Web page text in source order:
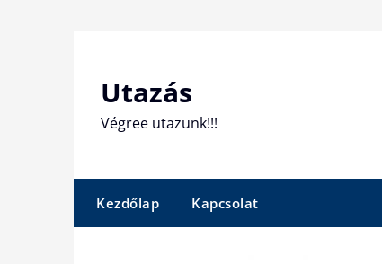
Utazás
Végree utazunk!!!
Kezdőlap Kapcsolat